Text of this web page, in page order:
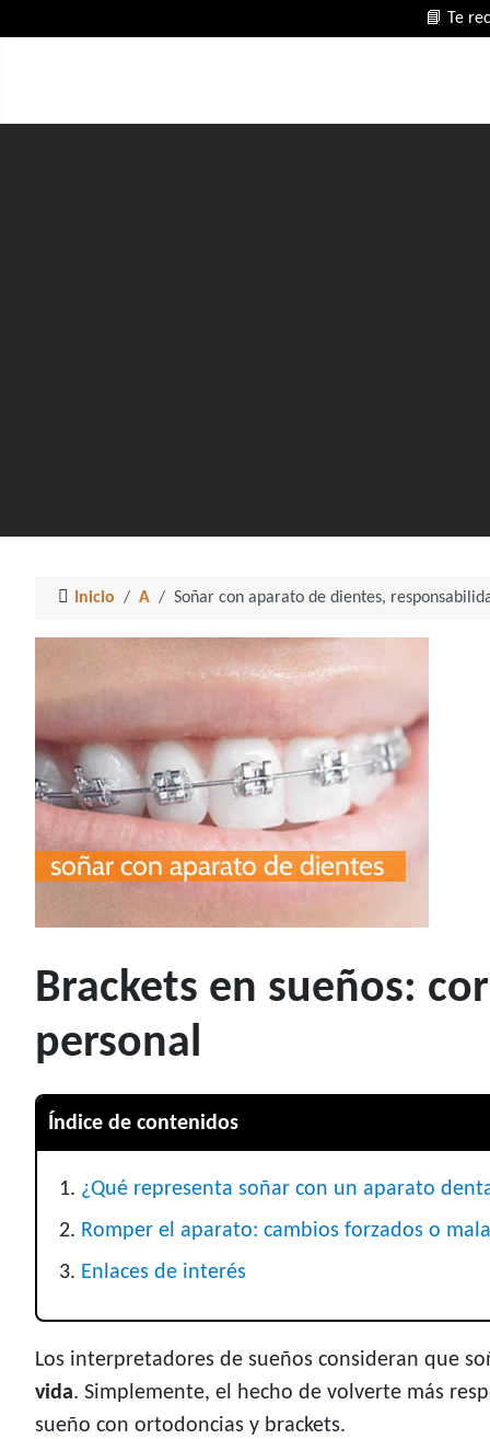
📘 Te
Inicio A Soñar con aparato de dientes,
Brackets en sueños:
personal
Índice de contenidos
¿Qué representa soñar con un aparato
Romper el aparato: cambios forzados o
Enlaces de interés
Los interpretadores de sueños consideran que
vida. Simplemente, el hecho de volverte más
sueño con ortodoncias y brackets.